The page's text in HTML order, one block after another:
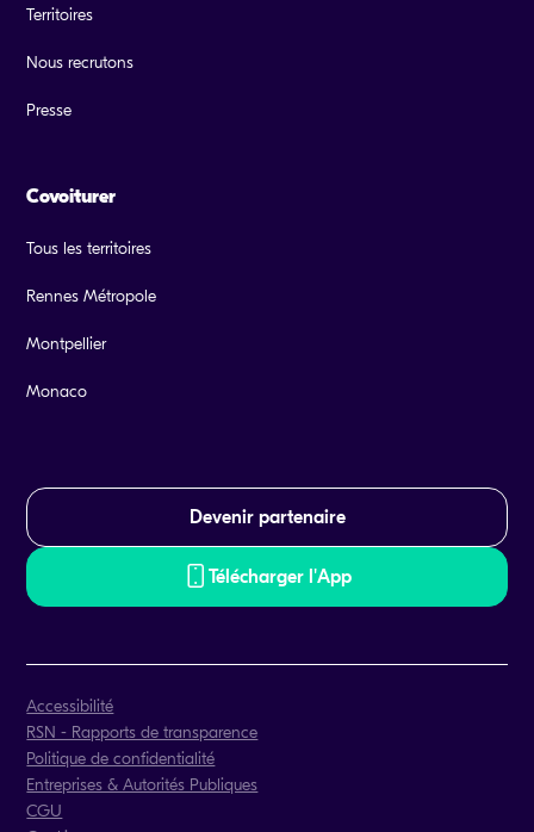
Territoires
Nous recrutons
Presse
Covoiturer
Tous les territoires
Rennes Métropole
Montpellier
Monaco
Devenir partenaire
Télécharger l'App
Accessibilité
RSN - Rapports de transparence
Politique de confidentialité
Entreprises & Autorités Publiques
CGU